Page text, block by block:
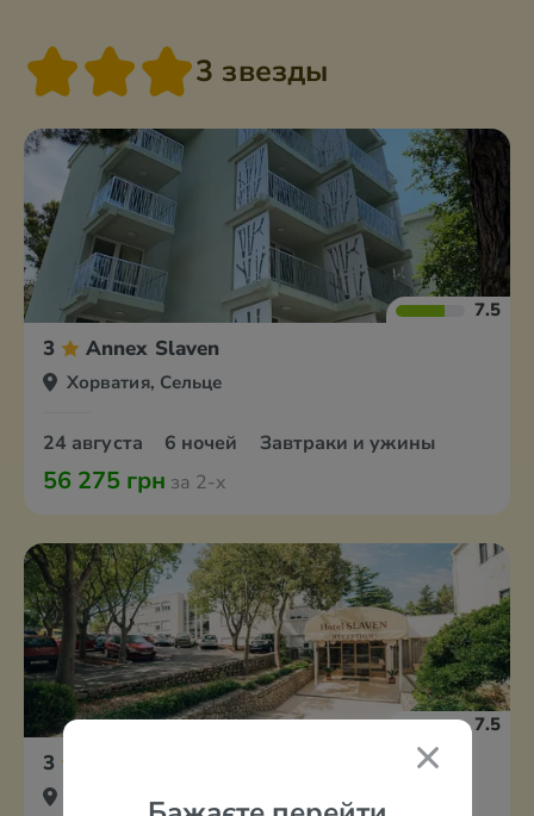
3 звезды
7.5
3 Annex Slaven
Хорватия, Сельце
24 августа 6 ночей Завтраки и ужины
56 275 грн за 2-х
7.5
3
Хорватия, Сельце